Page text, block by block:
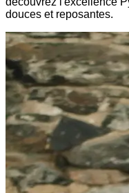
douces et reposantes.